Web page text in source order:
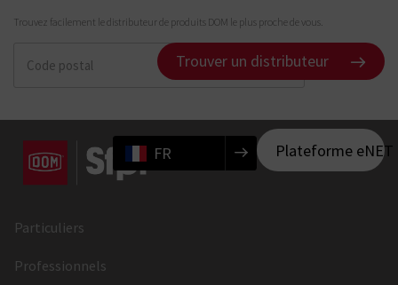
Trouvez facilement le distributeur de produits DOM le plus proche de vous.
Trouver un distributeur
Plateforme eNET
FR
Particuliers
Professionnels